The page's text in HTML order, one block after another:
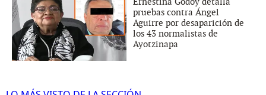
pruebas contra Ángel
Aguirre por desaparición de
los 43 normalistas de
Ayotzinapa